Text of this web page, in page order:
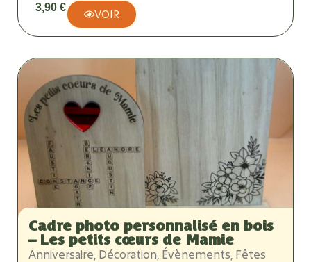
3,90 € VOIR
Cadre photo personnalisé en bois
– Les petits cœurs de Mamie
Anniversaire Décoration Évènements Fêtes